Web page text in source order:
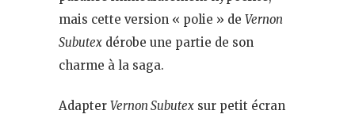
mais cette version « polie » de Vernon
Subutex dérobe une partie de son
charme à la saga.
Adapter Vernon Subutex sur petit écran